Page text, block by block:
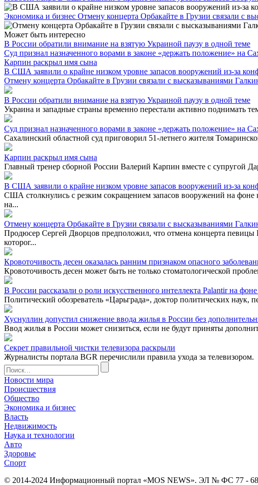
Экономика и бизнес Отмену концерта Орбакайте в Грузии связали с
Может быть интересно
В России обратили внимание на взятую Украиной паузу в одной теме
Суд признал назначенного ворами в законе «держать положение» на
Карпин раскрыл имя сына
В США заявили о крайне низком уровне запасов вооружений из-за
Отмену концерта Орбакайте в Грузии связали с высказываниями
В России обратили внимание на взятую Украиной паузу в одной теме
Украина и западные страны временно перестали активно поднимать
Суд признал назначенного ворами в законе «держать положение» на
Сахалинский областной суд приговорил 51-летнего жителя
Карпин раскрыл имя сына
Главный тренер сборной России Валерий Карпин вместе с супругой
В США заявили о крайне низком уровне запасов вооружений из-за
США столкнулись с резким сокращением запасов вооружений на
на...
Отмену концерта Орбакайте в Грузии связали с высказываниями
Продюсер Сергей Дворцов предположил, что отмена концерта
которог...
Кровоточивость десен оказалась ранним признаком опасного
Кровоточивость десен может быть не только стоматологической
В России рассказали о роли искусственного интеллекта Palantir на
Политический обозреватель «Царьграда», доктор политических
Хуснуллин допустил снижение ввода жилья в России без
Ввод жилья в России может снизиться, если не будут приняты
Секрет правильной чистки телевизора раскрыли
Журналисты портала BGR перечислили правила ухода за телевизором.
Новости мира
Происшествия
Общество
Экономика и бизнес
Власть
Недвижимость
Наука и технологии
Авто
Здоровье
Спорт
© 2014-2024 Информационный портал «MOS NEWS». ЭЛ № ФС 77 -